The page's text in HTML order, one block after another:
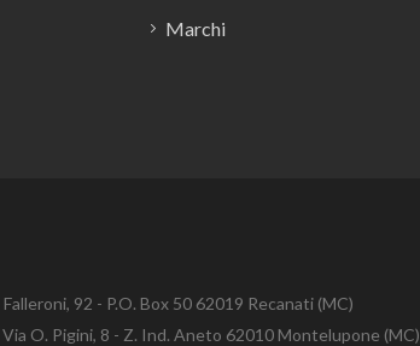
Marchi
92 - P.O. Box 50 62019 Recanati (MC)
O. Pigini, 8 - Z. Ind. Aneto 62010 Montelupone (MC)